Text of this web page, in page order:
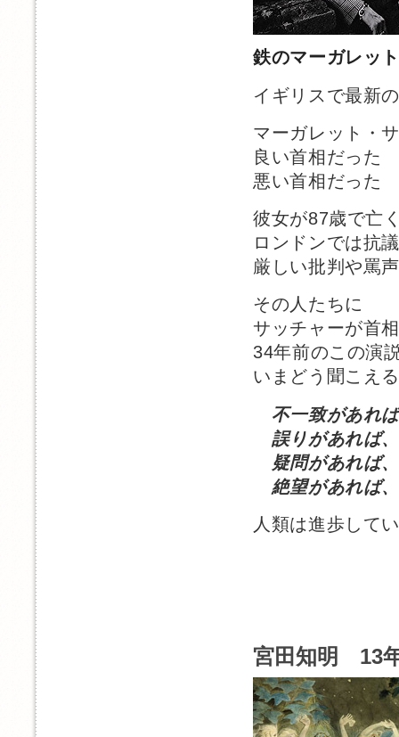
鉄のマーガレ
イギリスで最新
マーガレット・
良い首相だっ
悪い首相だっ
彼女が87歳で亡
ロンドンでは抗
厳しい批判や罵
その人たちに
サッチャーが首
34年前のこの演
いまどう聞こえ
不一致があれ
誤りがあれば
疑問があれば
絶望があれば
人類は進歩して
宮田知明 13